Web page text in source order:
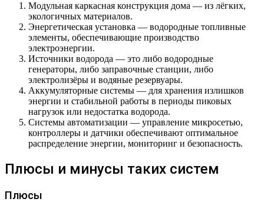
Модульная каркасная конструкция дома — из лёгких,
экологичных материалов.
Энергетическая установка — водородные топливные
элементы, обеспечивающие производство
электроэнергии.
Источники водорода — это либо водородные
генераторы, либо заправочные станции, либо
электролизёры и водяные резервуары.
Аккумуляторные системы — для хранения излишков
энергии и стабильной работы в периоды пиковых
нагрузок или недостатка водорода.
Системы автоматизации — управление микросетью,
контроллеры и датчики обеспечивают оптимальное
распределение энергии, мониторинг и безопасность.
Плюсы и минусы таких систем
Плюсы